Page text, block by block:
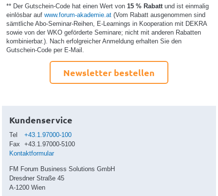
** Der Gutschein-Code hat einen Wert von 15 % Rabatt und ist einmalig
einlösbar auf www.forum-akademie.at(Vom Rabatt ausgenommen sind
sämtliche Abo-Seminar-Reihen, E-Learnings in Kooperation mit DEKRA
sowie von der WKO geförderte Seminare; nicht mit anderen Rabatten
kombinierbar.). Nach erfolgreicher Anmeldung erhalten Sie den
Gutschein-Code per E-Mail.
Newsletter bestellen
Kundenservice
Tel
+43.1.97000-100
Fax
+43.1.97000-5100
Kontaktformular
FM Forum Business Solutions GmbH
Dresdner Straße 45
A-1200 Wien